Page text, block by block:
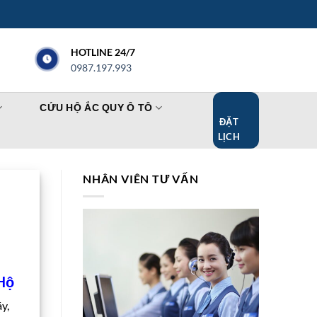
HOTLINE 24/7
0987.197.993
CỨU HỘ ẮC QUY Ô TÔ
ĐẶT
LỊCH
NHÂN VIÊN TƯ VẤN